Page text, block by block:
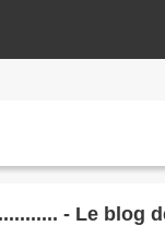
- Le blog